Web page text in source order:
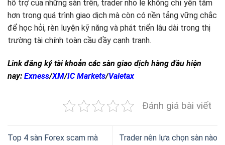
hỗ trợ của những sàn trên, trader nhỏ lẻ không chỉ yên tâm
hơn trong quá trình giao dịch mà còn có nền tảng vững chắc
để học hỏi, rèn luyện kỹ năng và phát triển lâu dài trong thị
trường tài chính toàn cầu đầy cạnh tranh.
Link đăng ký tài khoản các sàn giao dịch hàng đầu hiện
nay: Exness/XM/IC Markets/Valetax
Đánh giá bài viết
Top 4 sàn Forex scam mà
Trader nên lựa chọn sàn nào